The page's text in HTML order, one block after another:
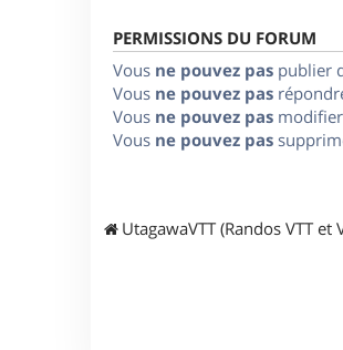
PERMISSIONS DU FORUM
Vous ne pouvez pas publier
Vous ne pouvez pas
Vous ne pouvez pas
Vous ne pouvez pas
UtagawaVTT (Randos VTT et